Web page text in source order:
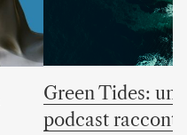
Green Tides: un
podcast